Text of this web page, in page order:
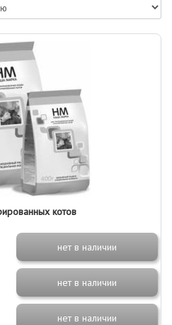
котов
нет в наличии
нет в наличии
нет в наличии